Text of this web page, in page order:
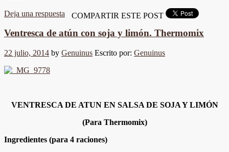
Deja una respuesta COMPARTIR ESTE POST
Ventresca de atún con soja y limón. Thermomix
22 julio, 2014 by Genuinus Escrito por: Genuinus
VENTRESCA DE ATUN EN SALSA DE SOJA Y LIMÓN
(Para Thermomix)
Ingredientes (para 4 raciones)